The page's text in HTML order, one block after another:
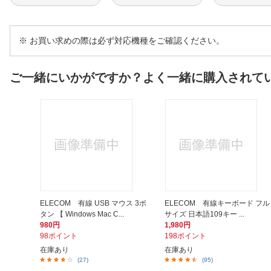
※ お買い求めの際は必ず対応機種をご確認ください。
ご一緒にいかがですか？よく一緒に購入されて
ELECOM 有線 USB マウス 3ボ
タン 【 Windows Mac C...
980円
98ポイント
在庫あり
(27)
ELECOM 有線キーボード フル
サイズ 日本語109キー ...
1,980円
198ポイント
在庫あり
(95)